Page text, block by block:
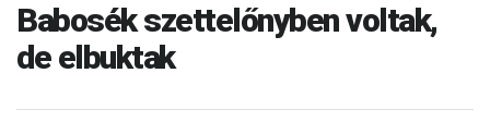
Babosék szettelőnyben voltak,
de elbuktak